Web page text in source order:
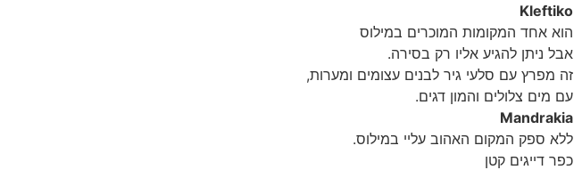
Kleftiko
הוא אחד המקומות המוכרים במילוס
אבל ניתן להגיע אליו רק בסירה.
זה מפרץ עם סלעי גיר לבנים עצומים ומערות,
עם מים צלולים והמון דגים.
Mandrakia
ללא ספק המקום האהוב עליי במילוס.
כפר דייגים קטן